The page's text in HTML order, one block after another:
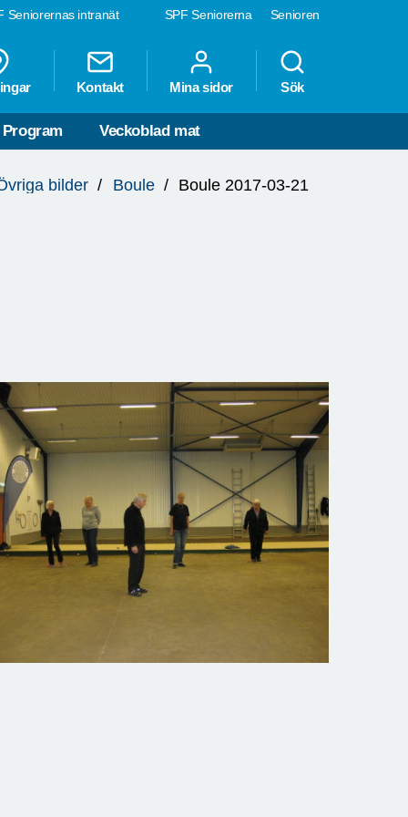
SPF Seniorerna Senioren
Seniorernas intranät
Kontakt Mina sidor Sök
Program Veckoblad mat
bilder Boule Boule 2017-03-21